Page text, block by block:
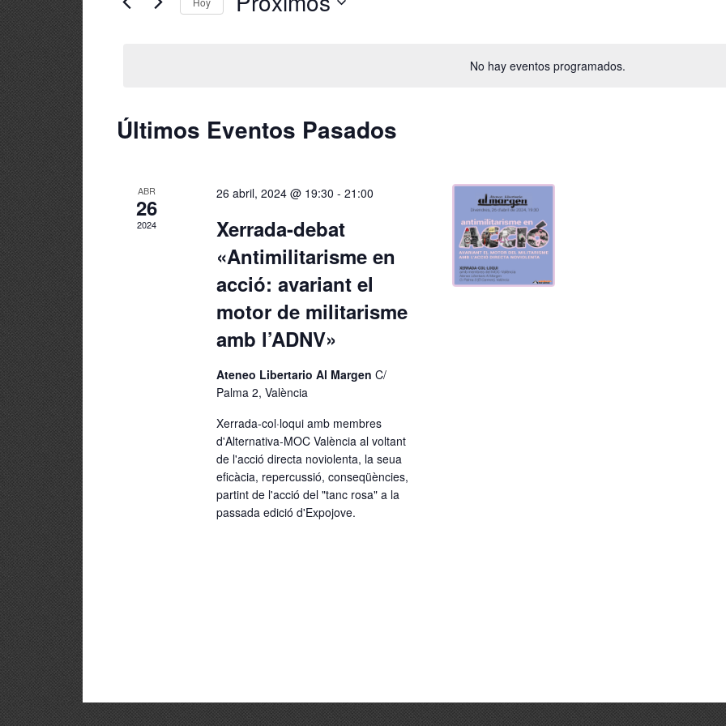
No hay eventos programados.
de
Eventos
clave.
Últimos Eventos Pasados
ABR
26
2024
26 abril, 2024 @ 19:30 - 21:00
Xerrada-debat
«Antimilitarisme en
acció: avariant el
motor de militarisme
amb l’ADNV»
Ateneo Libertario Al Margen C/
Palma 2, València
Xerrada-col·loqui amb membres
d'Alternativa-MOC València al voltant
de l'acció directa noviolenta, la seua
eficàcia, repercussió, conseqüències,
partint de l'acció del "tanc rosa" a la
passada edició d'Expojove.